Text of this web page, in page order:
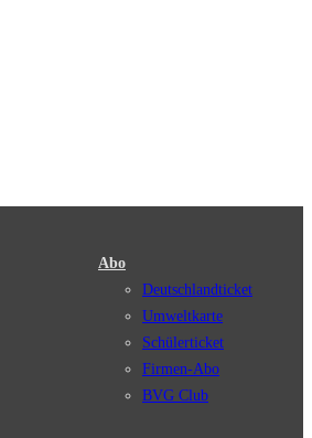
Abo
Deutschlandticket
Umweltkarte
Schülerticket
Firmen-Abo
BVG Club